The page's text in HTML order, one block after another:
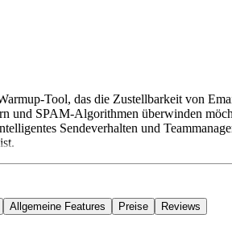
Tool, das die Zustellbarkeit von
und SPAM-Algorithmen überwinden
Sendeverhalten und
Allgemeine Features Preise Reviews